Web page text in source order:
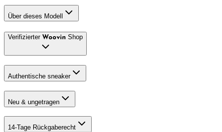
Über dieses Modell
Verifizierter Woovin Shop
Authentische sneaker
Neu & ungetragen
14-Tage Rückgaberecht